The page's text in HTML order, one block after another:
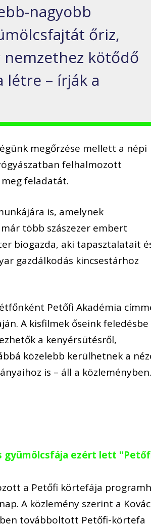
nagyobb
őriz,
nemzethez kötődő
létre – írják a
megőrzése mellett a népi
felhalmozott
feladatát.
is, amelynek
több szászezer embert
biogazda, aki tapasztalatait
gazdálkodás kincsestárhoz
Petőfi Akadémia
A kisfilmek őseink feledésbe
a kenyérsütésről,
közelebb kerülhetnek a
is – áll a közleményben.
gyümölcsfája ezért lett
a Petőfi körtefája
A közlemény szerint a
továbboltott Petőfi-körtefa